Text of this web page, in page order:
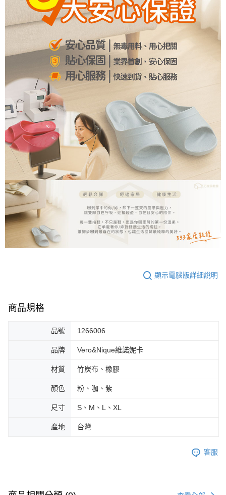
顯示電腦版詳細說明
商品規格
品號 1266006
品牌 Vero&Nique維諾妮卡
材質 竹炭布、橡膠
顏色 粉、咖、紫
尺寸 S、M、L、XL
產地 台灣
客服